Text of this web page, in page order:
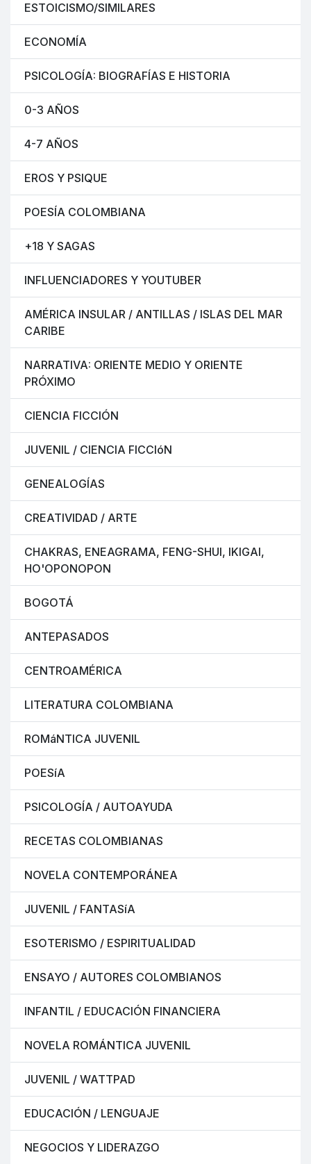
ESTOICISMO/SIMILARES
ECONOMÍA
PSICOLOGÍA: BIOGRAFÍAS E HISTORIA
0-3 AÑOS
4-7 AÑOS
EROS Y PSIQUE
POESÍA COLOMBIANA
+18 Y SAGAS
INFLUENCIADORES Y YOUTUBER
AMÉRICA INSULAR / ANTILLAS / ISLAS DEL MAR
CARIBE
NARRATIVA: ORIENTE MEDIO Y ORIENTE
PRÓXIMO
CIENCIA FICCIÓN
JUVENIL / CIENCIA FICCIóN
GENEALOGÍAS
CREATIVIDAD / ARTE
CHAKRAS, ENEAGRAMA, FENG-SHUI, IKIGAI,
HO'OPONOPON
BOGOTÁ
ANTEPASADOS
CENTROAMÉRICA
LITERATURA COLOMBIANA
ROMáNTICA JUVENIL
POESíA
PSICOLOGÍA / AUTOAYUDA
RECETAS COLOMBIANAS
NOVELA CONTEMPORÁNEA
JUVENIL / FANTASíA
ESOTERISMO / ESPIRITUALIDAD
ENSAYO / AUTORES COLOMBIANOS
INFANTIL / EDUCACIÓN FINANCIERA
NOVELA ROMÁNTICA JUVENIL
JUVENIL / WATTPAD
EDUCACIÓN / LENGUAJE
NEGOCIOS Y LIDERAZGO